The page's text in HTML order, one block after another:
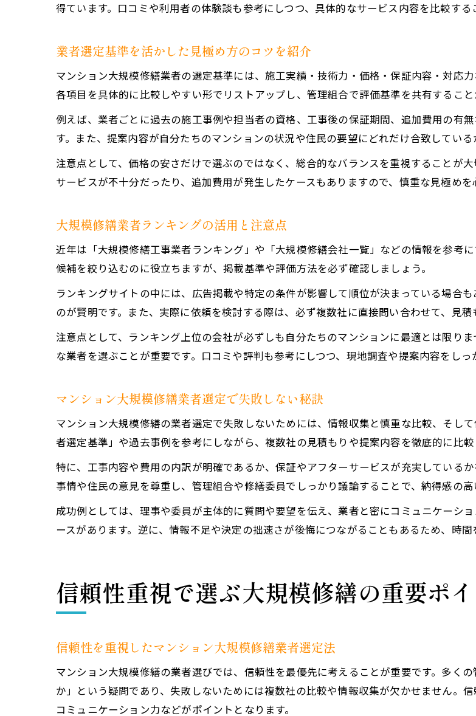
費用だけでなく対応力も重視した
大規模修繕工事で避けたい談合の基
業者選定時のトラブル事例とその
マンション大規模修繕で役立つチ
談合リスクを減らすための選定プ
信頼性の高い大規模修繕業者を選ぶ
得ています。口コミや利用者の体験談も参考にしつつ、具体的なサービス内容を比較する
業者選定基準を活かした見極め方のコツを紹介
マンション大規模修繕業者の選定基準には、施工実績・技術力・価格・保証内容・対応
各項目を具体的に比較しやすい形でリストアップし、管理組合で評価基準を共有すること
例えば、業者ごとに過去の施工事例や担当者の資格、工事後の保証期間、追加費用の有
す。また、提案内容が自分たちのマンションの状況や住民の要望にどれだけ合致している
注意点として、価格の安さだけで選ぶのではなく、総合的なバランスを重視することが
サービスが不十分だったり、追加費用が発生したケースもありますので、慎重な見極めを
大規模修繕業者ランキングの活用と注意点
近年は「大規模修繕工事業者ランキング」や「大規模修繕会社一覧」などの情報を参考
候補を絞り込むのに役立ちますが、掲載基準や評価方法を必ず確認しましょう。
ランキングサイトの中には、広告掲載や特定の条件が影響して順位が決まっている場合
のが賢明です。また、実際に依頼を検討する際は、必ず複数社に直接問い合わせて、見積
注意点として、ランキング上位の会社が必ずしも自分たちのマンションに最適とは限り
な業者を選ぶことが重要です。口コミや評判も参考にしつつ、現地調査や提案内容をしっ
マンション大規模修繕業者選定で失敗しない秘訣
マンション大規模修繕の業者選定で失敗しないためには、情報収集と慎重な比較、そし
者選定基準」や過去事例を参考にしながら、複数社の見積もりや提案内容を徹底的に比較
特に、工事内容や費用の内訳が明確であるか、保証やアフターサービスが充実している
事情や住民の意見を尊重し、管理組合や修繕委員でしっかり議論することで、納得感の高
成功例としては、理事や委員が主体的に質問や要望を伝え、業者と密にコミュニケーシ
ースがあります。逆に、情報不足や決定の拙速さが後悔につながることもあるため、時間
信頼性重視で選ぶ大規模修繕の重要ポ
信頼性を重視したマンション大規模修繕業者選定法
マンション大規模修繕の業者選びでは、信頼性を最優先に考えることが重要です。多く
か」という疑問であり、失敗しないためには複数社の比較や情報収集が欠かせません。
コミュニケーション力などがポイントとなります。